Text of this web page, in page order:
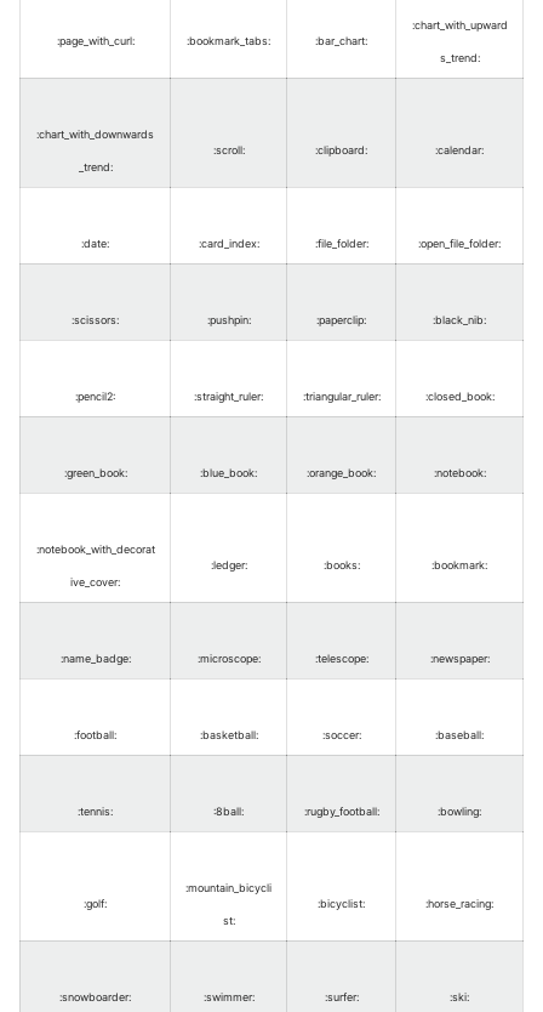
:page_with_curl: :bookmark_tabs: :bar_chart:
:chart_with_upward
s_trend:
:chart_with_downwards
_trend:
:scroll: :clipboard: :calendar:
:date: :card_index: :file_folder: :open_file_folder:
:scissors: :pushpin: :paperclip: :black_nib:
:pencil2: :straight_ruler: :triangular_ruler: :closed_book:
:green_book: :blue_book: :orange_book: :notebook:
:notebook_with_decorat
ive_cover:
:ledger: :books: :bookmark:
:name_badge: :microscope: :telescope: :newspaper:
:football: :basketball: :soccer: :baseball:
:tennis: :8ball: :rugby_football: :bowling:
:golf:
:mountain_bicycli
st:
:bicyclist: :horse_racing:
:snowboarder: :swimmer: :surfer: :ski: